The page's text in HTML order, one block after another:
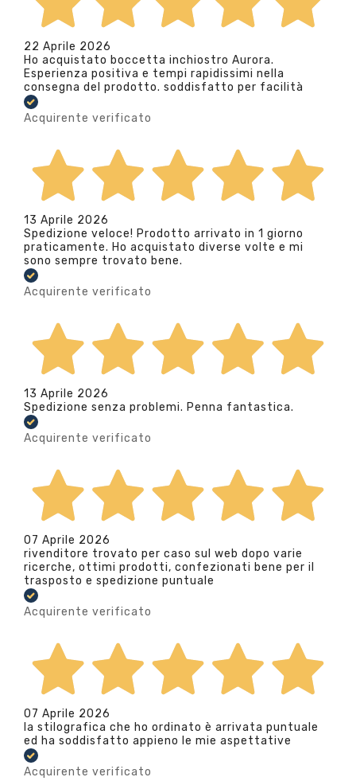
22 Aprile 2026
Ho acquistato boccetta inchiostro Aurora.
Esperienza positiva e tempi rapidissimi nella
consegna del prodotto. soddisfatto per facilità
Acquirente verificato
13 Aprile 2026
Spedizione veloce! Prodotto arrivato in 1 giorno
praticamente. Ho acquistato diverse volte e mi
sono sempre trovato bene.
Acquirente verificato
13 Aprile 2026
Spedizione senza problemi. Penna fantastica.
Acquirente verificato
07 Aprile 2026
rivenditore trovato per caso sul web dopo varie
ricerche, ottimi prodotti, confezionati bene per il
trasposto e spedizione puntuale
Acquirente verificato
07 Aprile 2026
la stilografica che ho ordinato è arrivata puntuale
ed ha soddisfatto appieno le mie aspettative
Acquirente verificato